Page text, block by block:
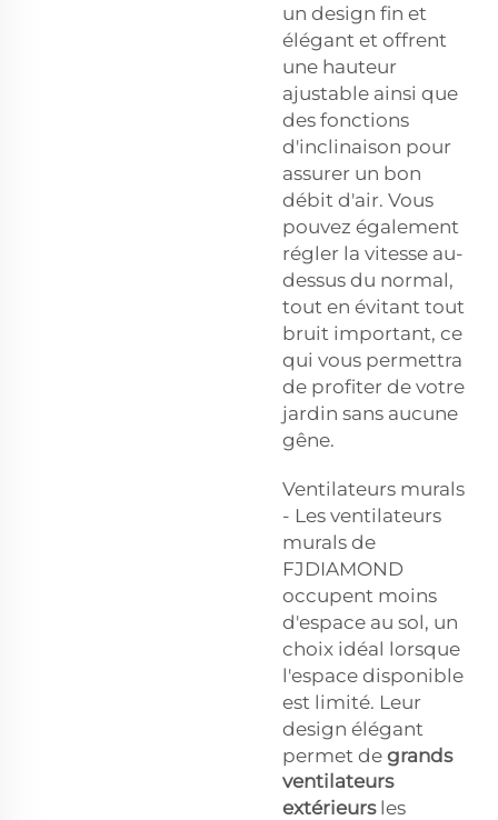
un design fin et
élégant et offrent
une hauteur
ajustable ainsi que
des fonctions
d'inclinaison pour
assurer un bon
débit d'air. Vous
pouvez également
régler la vitesse au-
dessus du normal,
tout en évitant tout
bruit important, ce
qui vous permettra
de profiter de votre
jardin sans aucune
gêne.
Ventilateurs murals
- Les ventilateurs
murals de
FJDIAMOND
occupent moins
d'espace au sol, un
choix idéal lorsque
l'espace disponible
est limité. Leur
design élégant
permet de grands
ventilateurs
extérieurs les